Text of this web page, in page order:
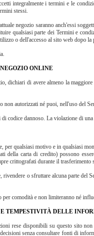
integralmente i termini e le
stessi.
negozio saranno anch'essi
qualsiasi parte dei Termini e
o dell'accesso al sito web dopo
ONLINE
dichiari di avere almeno la
autorizzati né puoi, nell'uso del
dannoso. La violazione di
per qualsiasi motivo e in qualsiasi
della carta di credito) possono
crittografati durante il trasferimento
o sfruttare alcuna parte del
comodità e non limiteranno né
TEMPESTIVITÀ DELLE
rese disponibili su questo sito
senza consultare fonti di